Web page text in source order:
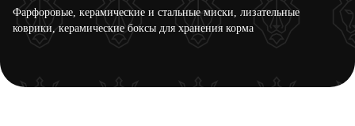
Фарфоровые, керамические и стальные миски, лизательные
коврики, керамические боксы для хранения корма